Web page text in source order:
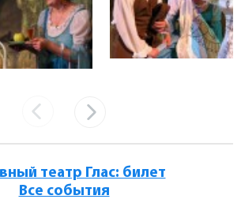
театр Глас: билет
Все события